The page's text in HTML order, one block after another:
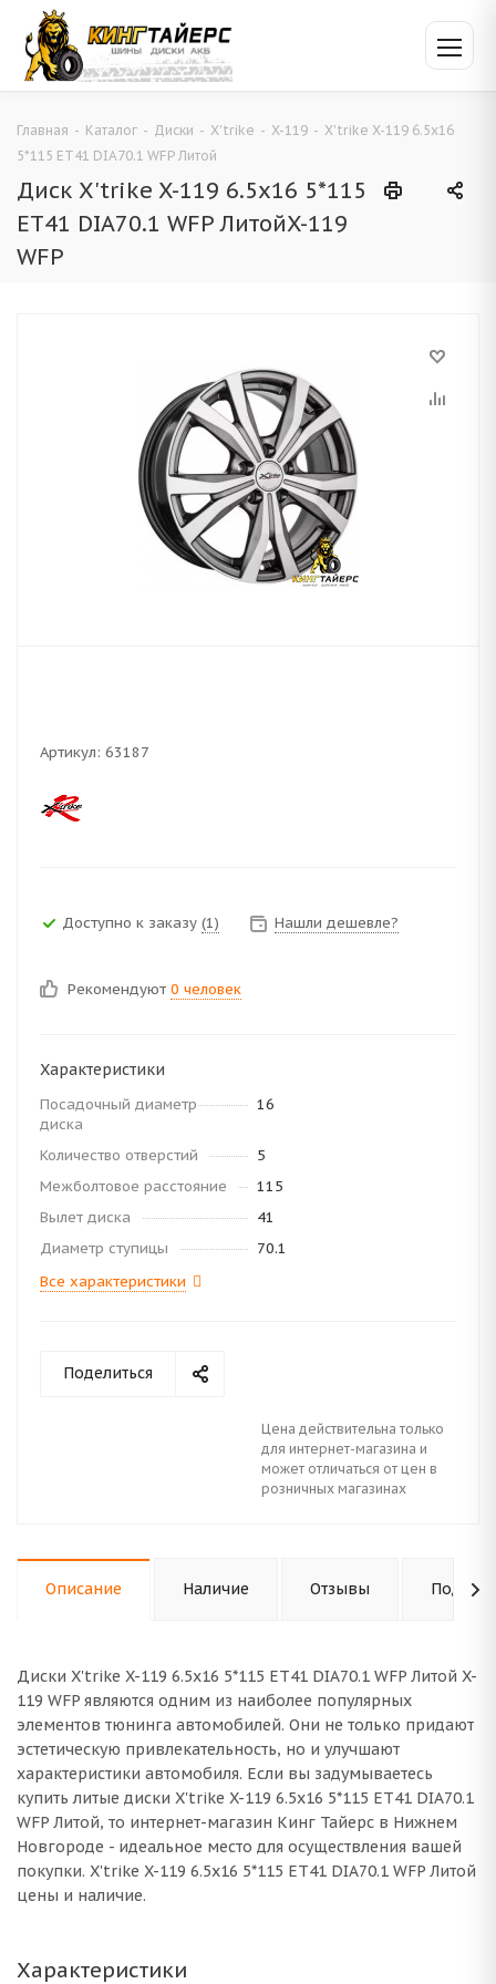
Главная - Каталог - Диски - X'trike - X-119 - X'trike X-119 6.5x16
5*115 ET41 DIA70.1 WFP Литой
Диск X'trike X-119 6.5x16 5*115
ET41 DIA70.1 WFP ЛитойX-119
WFP
Артикул: 63187
Доступно к заказу (1) Нашли дешевле?
Рекомендуют 0 человек
Характеристики
Посадочный диаметр
диска
16
Количество отверстий
5
Межболтовое расстояние
115
Вылет диска
41
Диаметр ступицы
70.1
Все характеристики
Поделиться
Цена действительна только
для интернет-магазина и
может отличаться от цен в
розничных магазинах
Описание Наличие Отзывы
Диски X'trike X-119 6.5x16 5*115 ET41 DIA70.1 WFP Литой X-
119 WFP являются одним из наиболее популярных
элементов тюнинга автомобилей. Они не только придают
эстетическую привлекательность, но и улучшают
характеристики автомобиля. Если вы задумываетесь
купить литые диски X'trike X-119 6.5x16 5*115 ET41 DIA70.1
WFP Литой, то интернет-магазин Кинг Тайерс в Нижнем
Новгороде - идеальное место для осуществления вашей
покупки. X'trike X-119 6.5x16 5*115 ET41 DIA70.1 WFP Литой
цены и наличие.
Характеристики